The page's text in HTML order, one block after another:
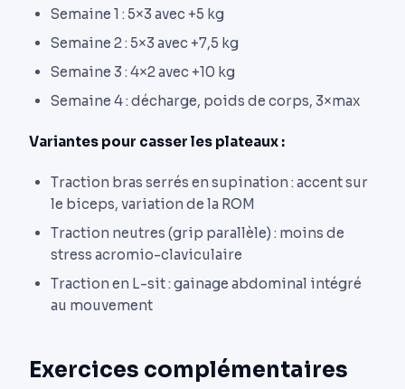
Semaine 1 : 5×3 avec +5 kg
Semaine 2 : 5×3 avec +7,5 kg
Semaine 3 : 4×2 avec +10 kg
Semaine 4 : décharge, poids de corps, 3×max
Variantes pour casser les plateaux :
Traction bras serrés en supination : accent sur
le biceps, variation de la ROM
Traction neutres (grip parallèle) : moins de
stress acromio-claviculaire
Traction en L-sit : gainage abdominal intégré
au mouvement
Exercices complémentaires